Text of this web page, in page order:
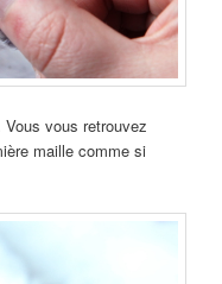
vous retrouvez
maille comme si